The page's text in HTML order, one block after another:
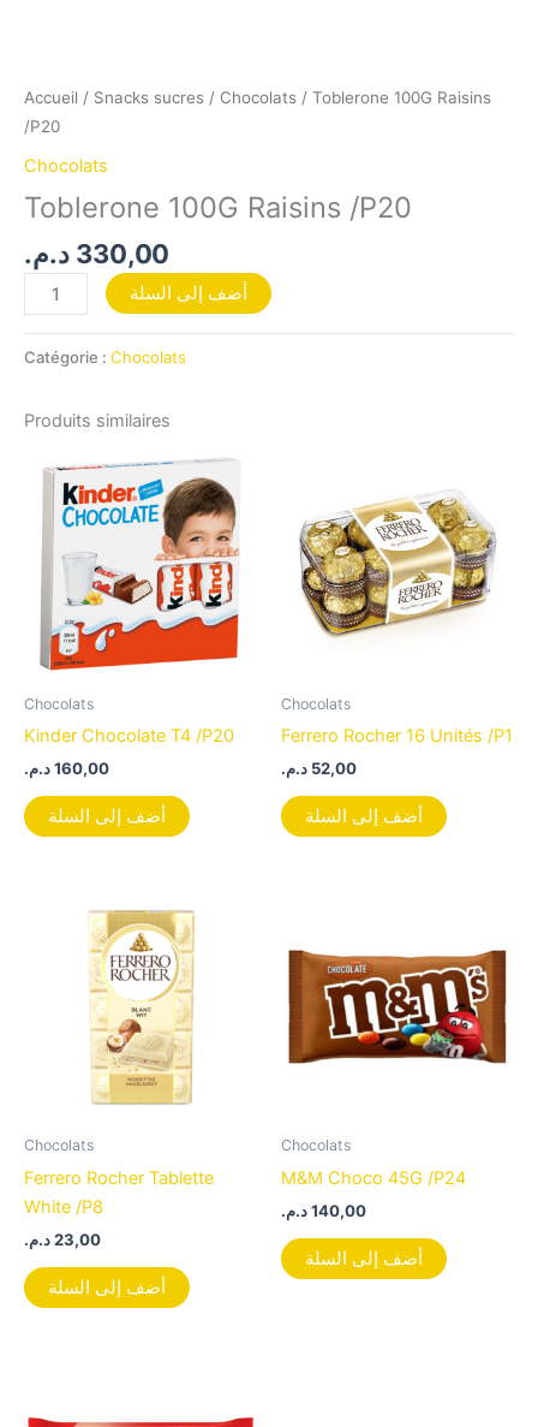
Accueil / Snacks sucres / Chocolats / Toblerone 100G Raisins
/P20
Chocolats
Toblerone 100G Raisins /P20
330,00 د.م.
أضف إلى السلة
Catégorie : Chocolats
Produits similaires
Chocolats
Kinder Chocolate T4 /P20
160,00د.م.
أضف إلى السلة
Chocolats
Ferrero Rocher 16 Unités /P1
52,00 د.م.
أضف إلى السلة
Chocolats
Ferrero Rocher Tablette
White /P8
23,00د.م.
أضف إلى السلة
Chocolats
M&M Choco 45G /P24
140,00د.م.
أضف إلى السلة